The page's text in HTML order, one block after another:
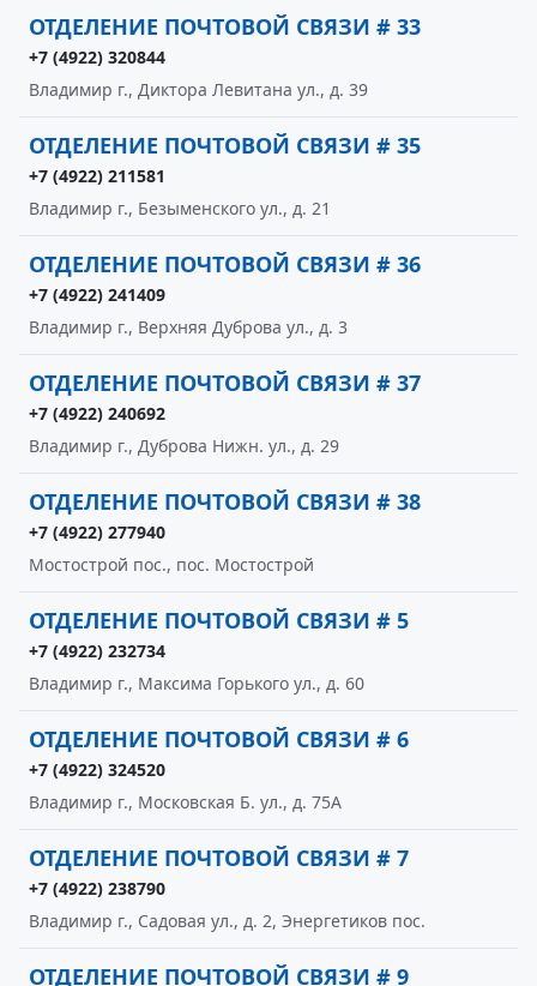
ОТДЕЛЕНИЕ ПОЧТОВОЙ СВЯЗИ # 33
+7 (4922) 320844
Владимир г., Диктора Левитана ул., д. 39
ОТДЕЛЕНИЕ ПОЧТОВОЙ СВЯЗИ # 35
+7 (4922) 211581
Владимир г., Безыменского ул., д. 21
ОТДЕЛЕНИЕ ПОЧТОВОЙ СВЯЗИ # 36
+7 (4922) 241409
Владимир г., Верхняя Дуброва ул., д. 3
ОТДЕЛЕНИЕ ПОЧТОВОЙ СВЯЗИ # 37
+7 (4922) 240692
Владимир г., Дуброва Нижн. ул., д. 29
ОТДЕЛЕНИЕ ПОЧТОВОЙ СВЯЗИ # 38
+7 (4922) 277940
Мостострой пос., пос. Мостострой
ОТДЕЛЕНИЕ ПОЧТОВОЙ СВЯЗИ # 5
+7 (4922) 232734
Владимир г., Максима Горького ул., д. 60
ОТДЕЛЕНИЕ ПОЧТОВОЙ СВЯЗИ # 6
+7 (4922) 324520
Владимир г., Московская Б. ул., д. 75А
ОТДЕЛЕНИЕ ПОЧТОВОЙ СВЯЗИ # 7
+7 (4922) 238790
Владимир г., Садовая ул., д. 2, Энергетиков пос.
ОТДЕЛЕНИЕ ПОЧТОВОЙ СВЯЗИ # 9